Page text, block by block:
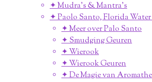
✦ Mudra's & Mantra's
✦ Paolo Santo, Florida
✦ Meer over Palo Santo
✦ Smudging Geuren
✦ Wierook
✦ Wierook Geuren
✦ De Magie van